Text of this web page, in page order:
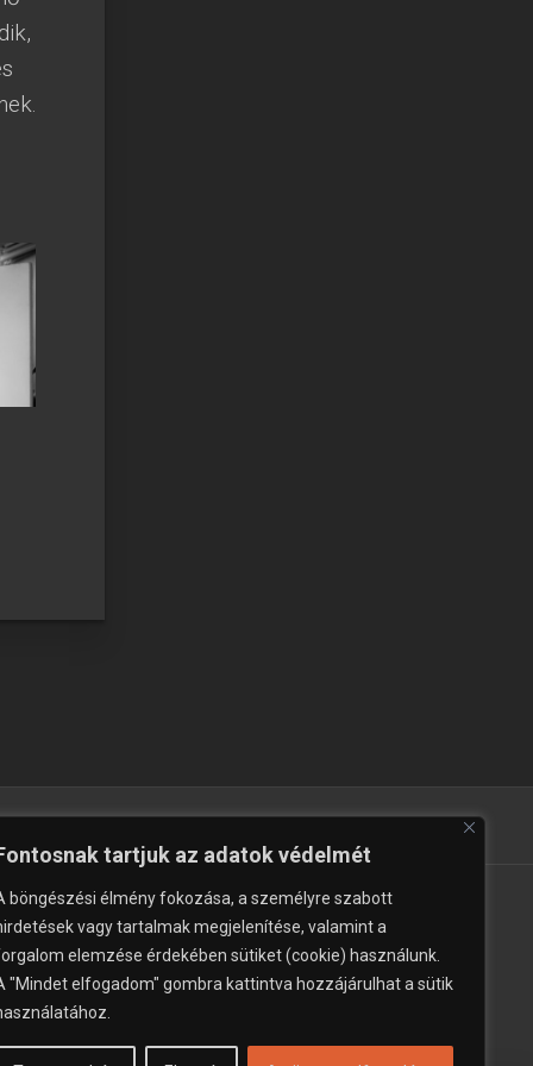
tartjuk az adatok védelmét
böngészési élmény fokozása, a személyre szabott
vagy tartalmak megjelenítése, valamint a
elemzése érdekében sütiket (cookie) használunk.
"Mindet elfogadom" gombra kattintva hozzájárulhat a sütik